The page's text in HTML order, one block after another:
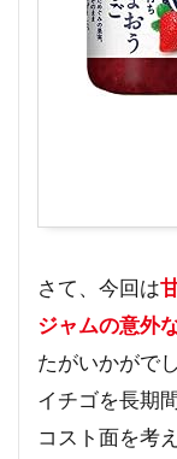
さて、今回は
ジャムの意外
たがいかがで
イチゴを長期
コスト面を考